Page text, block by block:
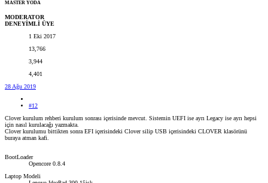
MASTER YODA
MODERATOR
DENEYİMLİ ÜYE
1 Eki 2017
13,766
3,944
4,401
28 Ağu 2019
#12
Clover kurulum rehberi kurulum sonrası içerisinde mevcut. Sistemin UEFI ise ayrı Legacy ise ayrı hepsi
için nasıl kurulacağı yazmakta.
Clover kurulumu bittikten sonra EFI içerisindeki Clover silip USB içerisindeki CLOVER klasörünü
buraya atman kafi.
BootLoader
Opencore 0.8.4
Laptop Modeli